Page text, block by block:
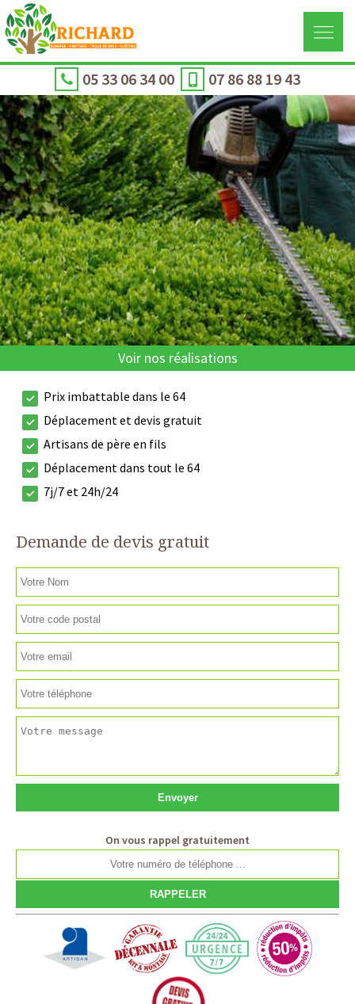
05 33 06 34 00 07 86 88 19 43
Voir nos réalisations
Prix imbattable dans le 64
Déplacement et devis gratuit
Artisans de père en fils
Déplacement dans tout le 64
7j/7 et 24h/24
Demande de devis gratuit
On vous rappel gratuitement